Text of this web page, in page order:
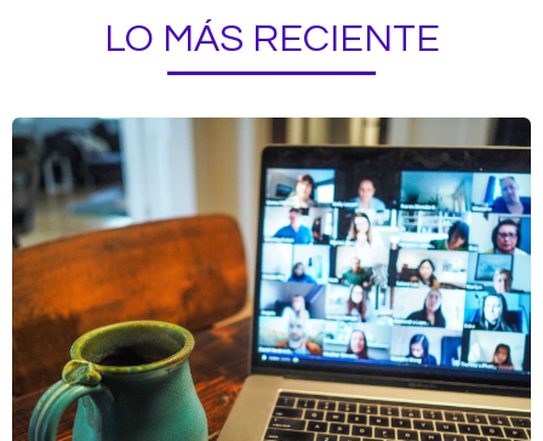
LO MÁS RECIENTE